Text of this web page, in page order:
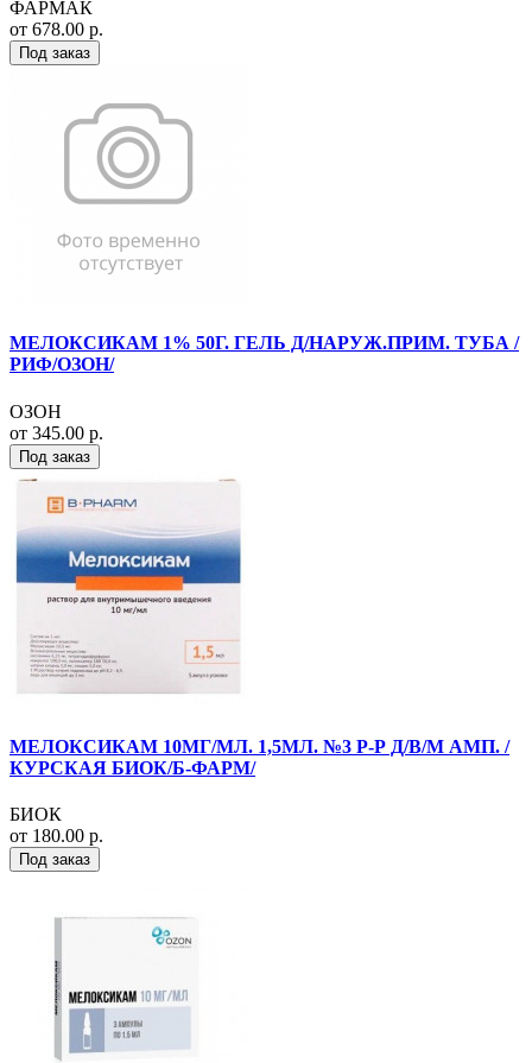
ФАРМАК
от 678.00 р.
Под заказ
МЕЛОКСИКАМ 1% 50Г. ГЕЛЬ Д/НАРУЖ.ПРИМ. ТУБА /
РИФ/ОЗОН/
ОЗОН
от 345.00 р.
Под заказ
МЕЛОКСИКАМ 10МГ/МЛ. 1,5МЛ. №3 Р-Р Д/В/М АМП. /
КУРСКАЯ БИОК/Б-ФАРМ/
БИОК
от 180.00 р.
Под заказ